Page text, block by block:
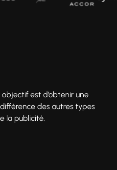
est d’obtenir une
des autres types
la publicité.